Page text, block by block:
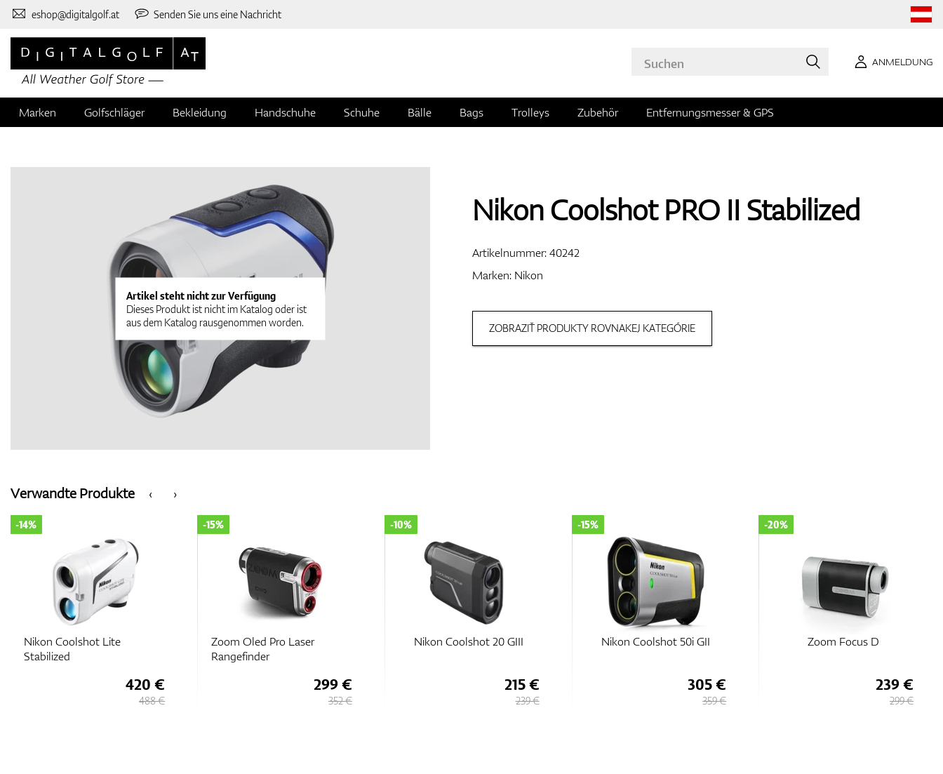
eshop@digitalgolf.at Senden Sie uns eine Nachricht
ANMELDUNG
Marken Golfschläger Bekleidung Handschuhe Schuhe Bälle Bags Trolleys Zubehör Entfernungsmesser & GPS
Artikel steht nicht zur Verfügung
Dieses Produkt ist nicht im Katalog oder ist
aus dem Katalog rausgenommen worden.
Nikon Coolshot PRO II Stabilized
Artikelnummer:40242
Marken: Nikon
ZOBRAZIŤ PRODUKTY ROVNAKEJ KATEGÓRIE
‹
Verwandte Produkte ›
Nikon Coolshot Lite
Stabilized
-14%
420 €
488 €
Zoom Oled Pro Laser
Rangefinder
-15%
299 €
352 €
Nikon Coolshot 20 GIII
-10%
215 €
239 €
Nikon Coolshot 50i GII
-15%
305 €
359 €
Zoom Focus D
-20%
239 €
299 €